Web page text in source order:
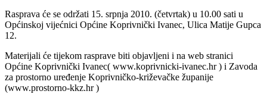
Rasprava će se održati 15. srpnja 2010. (četvrtak) u 10.00 sati u
Općinskoj vijećnici Općine Koprivnički Ivanec, Ulica Matije Gupca
12.
Materijali će tijekom rasprave biti objavljeni i na web stranici
Općine Koprivnički Ivanec( www.koprivnicki-ivanec.hr ) i Zavoda
za prostorno uređenje Koprivničko-križevačke županije
(www.prostorno-kkz.hr )